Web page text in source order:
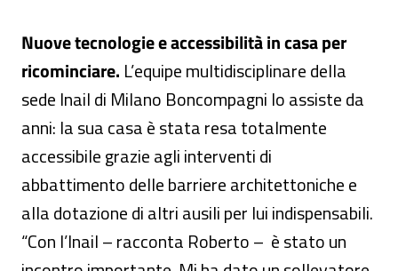
Nuove tecnologie e accessibilità in casa per
ricominciare. L’equipe multidisciplinare della
sede Inail di Milano Boncompagni lo assiste da
anni: la sua casa è stata resa totalmente
accessibile grazie agli interventi di
abbattimento delle barriere architettoniche e
alla dotazione di altri ausili per lui indispensabili.
“Con l’Inail – racconta Roberto – è stato un